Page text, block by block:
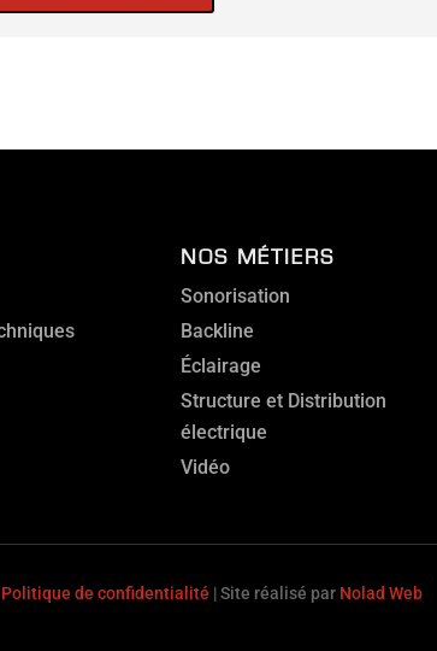
NOS MÉTIERS
Sonorisation
Backline
Éclairage
Structure et Distribution
électrique
Vidéo
de confidentialité | Site réalisé par Nolad Web